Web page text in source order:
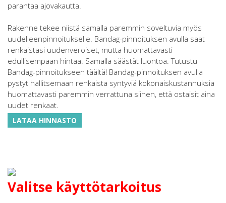
parantaa ajovakautta.
Rakenne tekee niistä samalla paremmin soveltuvia myös
uudelleenpinnoitukselle. Bandag-pinnoituksen avulla saat
renkaistasi uudenveroiset, mutta huomattavasti
edullisempaan hintaa. Samalla säästät luontoa. Tutustu
Bandag-pinnoitukseen täältä! Bandag-pinnoituksen avulla
pystyt hallitsemaan renkaista syntyviä kokonaiskustannuksia
huomattavasti paremmin verrattuna siihen, että ostaisit aina
uudet renkaat.
LATAA HINNASTO
Valitse käyttötarkoitus